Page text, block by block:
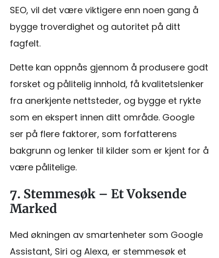
SEO, vil det være viktigere enn noen gang å
bygge troverdighet og autoritet på ditt
fagfelt.
Dette kan oppnås gjennom å produsere godt
forsket og pålitelig innhold, få kvalitetslenker
fra anerkjente nettsteder, og bygge et rykte
som en ekspert innen ditt område. Google
ser på flere faktorer, som forfatterens
bakgrunn og lenker til kilder som er kjent for å
være pålitelige.
7. Stemmesøk – Et Voksende
Marked
Med økningen av smartenheter som Google
Assistant, Siri og Alexa, er stemmesøk et